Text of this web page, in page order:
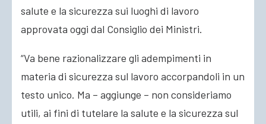
salute e la sicurezza sui luoghi di lavoro
approvata oggi dal Consiglio dei Ministri.
“Va bene razionalizzare gli adempimenti in
materia di sicurezza sul lavoro accorpandoli in un
testo unico. Ma – aggiunge – non consideriamo
utili, ai fini di tutelare la salute e la sicurezza sul